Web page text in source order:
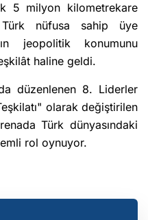
5 milyon kilometrekare
nüfusa sahip üye
jeopolitik konumunu
haline geldi.
düzenlenen 8. Liderler
olarak değiştirilen
Türk dünyasındaki
rol oynuyor.